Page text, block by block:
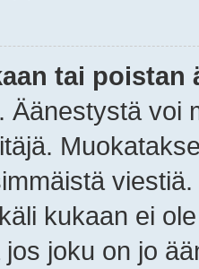
tai poistan
Äänestystä voi
kukaan ei
joku on jo